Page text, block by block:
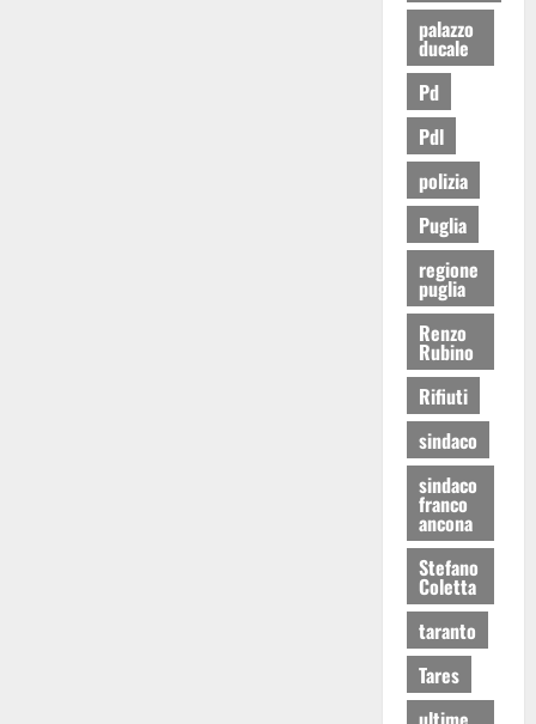
palazzo
ducale
Pd
Pdl
polizia
Puglia
regione
puglia
Renzo
Rubino
Rifiuti
sindaco
sindaco
franco
ancona
Stefano
Coletta
taranto
Tares